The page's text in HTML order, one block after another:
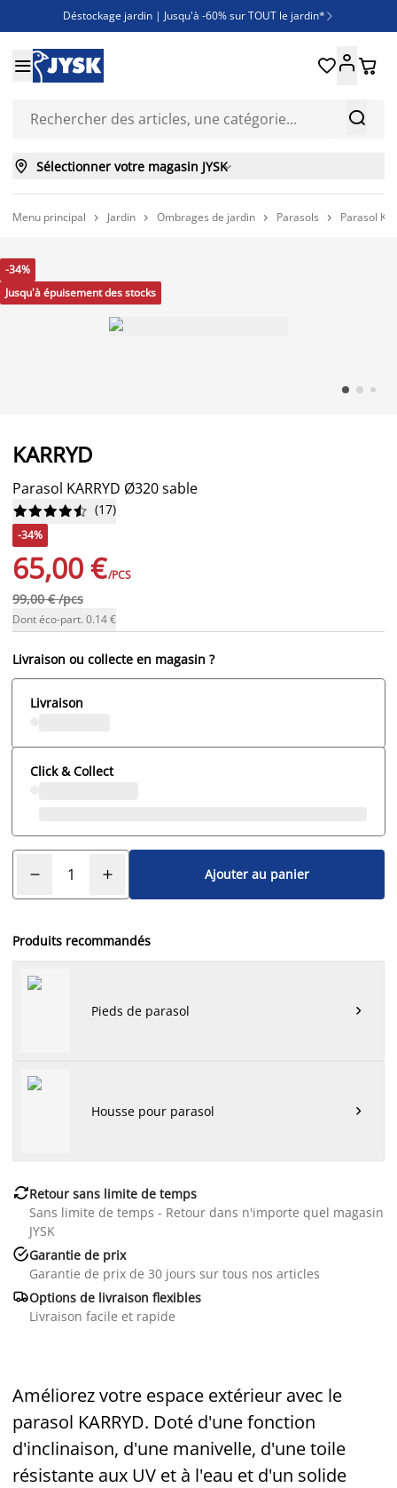
Déstockage jardin | Jusqu'à -60% sur TOUT le jardin* 
Jusqu'à -50% sur une sélection literie
Découvrez les nouveautés de la collection


 
 Sélectionner votre magasin JYSK
Menu principal  Jardin  Ombrages de jardin  Parasols  Parasol
-34%
Jusqu'à épuisement des stocks
KARRYD
Parasol KARRYD Ø320 sable





 (17)
-34%
65,00 €/PCS
99,00 € /pcs
Dont éco-part. 0.14 €
Livraison ou collecte en magasin ?
Livraison
Click & Collect
Ajouter au panier
Produits recommandés
Pieds de parasol 
Housse pour parasol 
Retour sans limite de temps
Sans limite de temps - Retour dans n'importe quel magasin
JYSK
Garantie de prix
Garantie de prix de 30 jours sur tous nos articles
Options de livraison flexibles
Livraison facile et rapide
Améliorez votre espace extérieur avec le
parasol KARRYD. Doté d'une fonction
d'inclinaison, d'une manivelle, d'une toile
résistante aux UV et à l'eau et d'un solide